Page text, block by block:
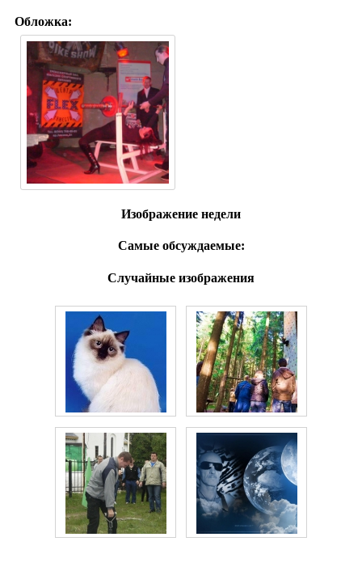
Обложка:
Изображение недели
Самые обсуждаемые:
Случайные изображения